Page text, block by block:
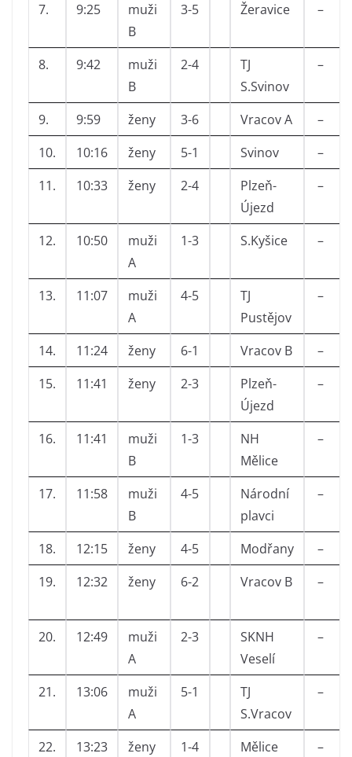
7. 9:25
muži
B
3-5 Žeravice –
8. 9:42
muži
B
2-4
TJ
S.Svinov
–
9. 9:59 ženy 3-6 Vracov A
–
10.
10:16 ženy 5-1 Svinov
–
11.
10:33 ženy 2-4
Plzeň-
Újezd
–
12. 10:50
muži
A
1-3 S.Kyšice –
13. 11:07
muži
A
4-5
TJ
Pustějov
–
14. 11:24 ženy 6-1 Vracov B
–
15.
11:41 ženy 2-3
Plzeň-
Újezd
–
16. 11:41
muži
B
1-3
NH
Mělice
–
17. 11:58
muži
B
4-5
Národní
plavci
–
18. 12:15 ženy 4-5 Modřany
–
19.
12:32 ženy 6-2 Vracov B –
20. 12:49
muži
A
2-3
SKNH
Veselí
–
21. 13:06
muži
A
5-1
TJ
S.Vracov
–
22. 13:23 ženy 1-4 Mělice
–